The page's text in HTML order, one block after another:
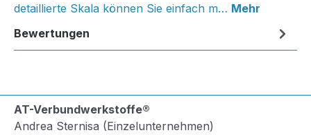
detaillierte Skala können Sie einfach m… Mehr
Bewertungen
AT-Verbundwerkstoffe®
Andrea Sternisa (Einzelunternehmen)